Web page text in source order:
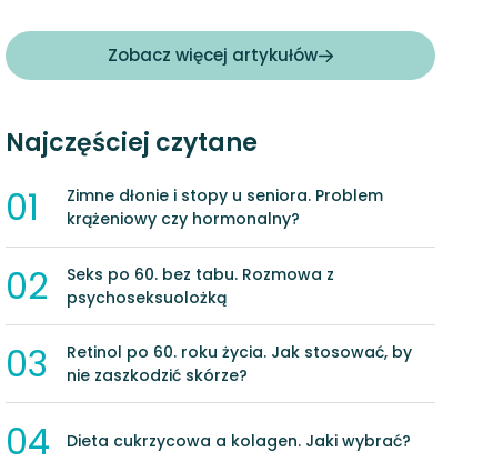
Zobacz więcej artykułów
Najczęściej czytane
01
Zimne dłonie i stopy u seniora. Problem
krążeniowy czy hormonalny?
02
Seks po 60. bez tabu. Rozmowa z
psychoseksuolożką
03
Retinol po 60. roku życia. Jak stosować, by
nie zaszkodzić skórze?
04 Dieta cukrzycowa a kolagen. Jaki wybrać?